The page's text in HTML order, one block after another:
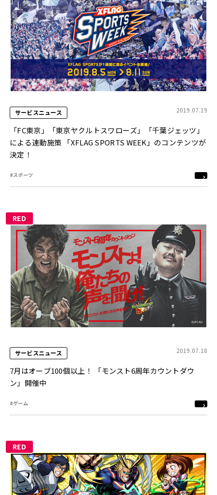
サービスニュース 2019.07.19
「FC東京」「東京ヤクルトスワローズ」「千葉ジェッツ」
による連動施策 「XFLAG SPORTS WEEK」のコンテンツが
決定！
#スポーツ
RED
サービスニュース 2019.07.18
7月はオーブ100個以上！ 「モンスト6周年カウントダウ
ン」開催中
#ゲーム
RED